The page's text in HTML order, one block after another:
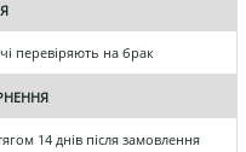
перевіряють на брак
14 днів після замовлення